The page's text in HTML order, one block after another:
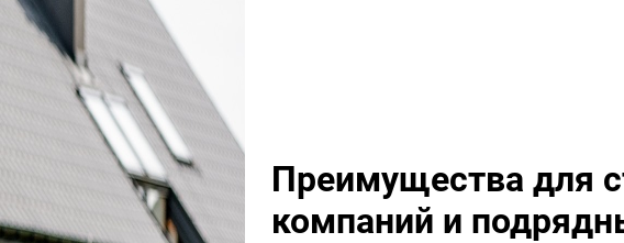
Преимущества для
компаний и